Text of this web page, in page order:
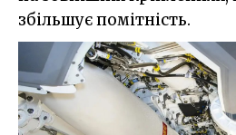
збільшує помітність.